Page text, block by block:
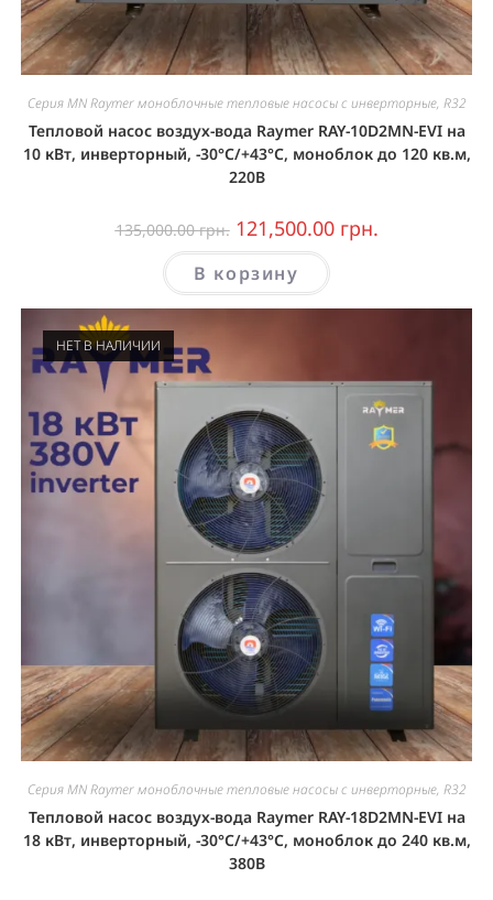
Серия MN Raymer моноблочные тепловые насосы с инверторные, R32
Тепловой насос воздух-вода Raymer RAY-10D2MN-EVI на
10 кВт, инверторный, -30°C/+43°C, моноблок до 120 кв.м,
220В
135,000.00грн. 121,500.00 грн.
В корзину
НЕТ В НАЛИЧИИ
Серия MN Raymer моноблочные тепловые насосы с инверторные, R32
Тепловой насос воздух-вода Raymer RAY-18D2MN-EVI на
18 кВт, инверторный, -30°C/+43°C, моноблок до 240 кв.м,
380В